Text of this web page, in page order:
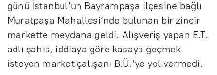
a
ş
l
a
t
e
s
s
i
z
y
a
r
l
a
I
P
n
e
f
a
t
günü İstanbul’un Bayrampaşa ilçesine bağlı
Muratpaşa Mahallesi’nde bulunan bir zincir
markette meydana geldi. Alışveriş yapan E.T.
adlı şahıs, iddiaya göre kasaya geçmek
isteyen market çalışanı B.Ü.’ye yol vermedi.